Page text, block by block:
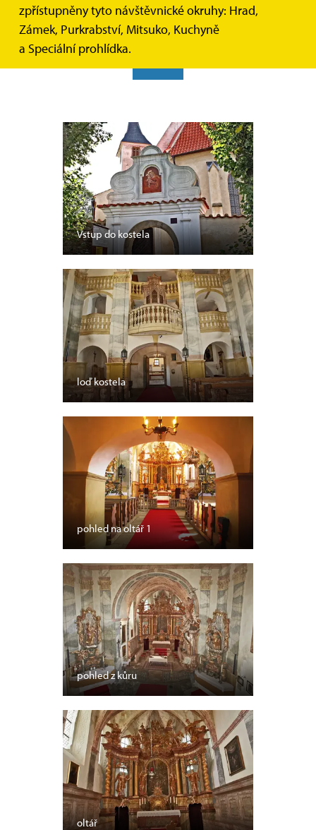
zpřístupněny tyto návštěvnické okruhy: Hrad,
Zámek, Purkrabství, Mitsuko, Kuchyně
a Speciální prohlídka.
Jedna z nejvýznamnějších a nejcennějších církevních
staveb regionu západních Čech.
Vstup do kostela
loď kostela
pohled na oltář 1
pohled z kůru
oltář